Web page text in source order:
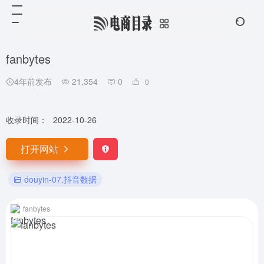
fanbytes
4年前发布 21,354 0 0
收录时间： 2022-10-26
打开网站
douyin-07.抖音数据
fanbytes